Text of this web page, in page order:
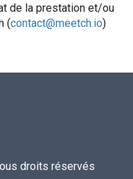
de la prestation et/ou
(contact@meetch.io)
droits réservés